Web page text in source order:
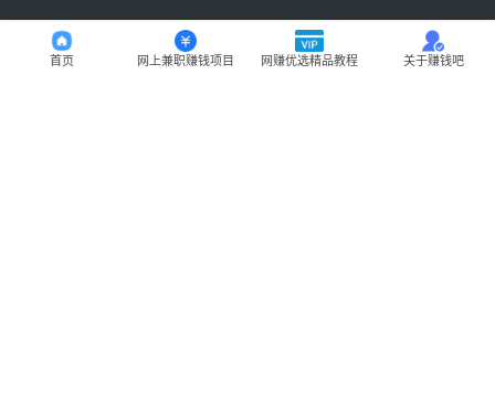
首页 网上兼职赚钱项目 网赚优选精品教程 关于赚钱吧